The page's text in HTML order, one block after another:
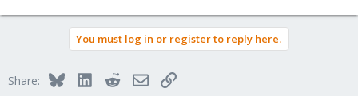
You must log in or register to reply here.
Share: BlueskyLinkedInRedditEmailLink